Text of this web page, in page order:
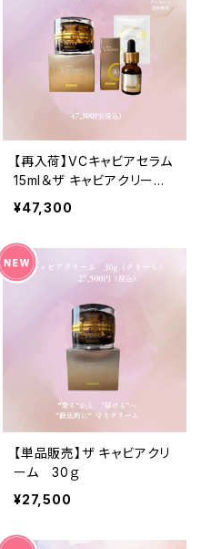
【再入荷】VCキャビアセラム
15ml＆ザ キャビアクリーム3
0ｇ2点セット マスク１枚
プレゼント！
¥47,300
【単品販売】ザ キャビアクリ
ーム 30ｇ
¥27,500